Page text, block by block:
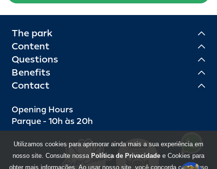
The park
Content
Questions
Benefits
Contact
Opening Hours
Parque - 10h às 20h
Utilizamos cookies para aprimorar ainda mais a sua experiência em
nosso site. Consulte nossa Política de Privacidade e Cookies para
obter mais informações. Ao usar nosso site, você concorda com o uso